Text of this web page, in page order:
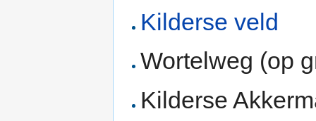
Kilderse veld
Wortelweg (op
Kilderse